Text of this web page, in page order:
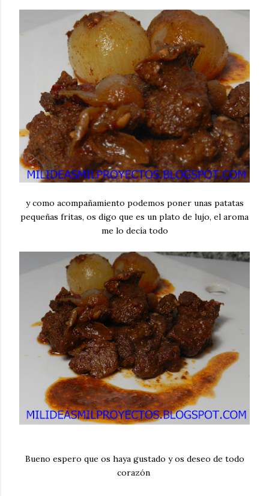
y como acompañamiento podemos poner unas patatas
pequeñas fritas, os digo que es un plato de lujo, el aroma
me lo decía todo
Bueno espero que os haya gustado y os deseo de todo
corazón